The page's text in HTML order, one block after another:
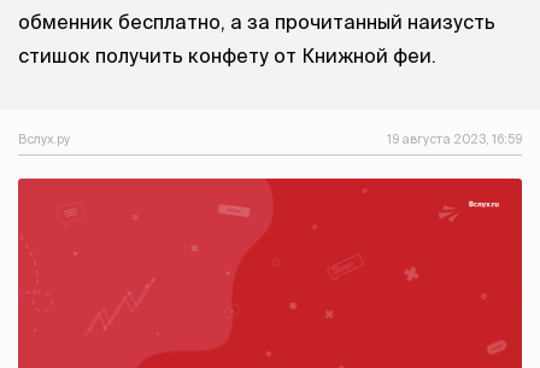
обменник бесплатно, а за прочитанный наизусть
стишок получить конфету от Книжной феи.
Вслух.ру 19 августа 2023, 16:59